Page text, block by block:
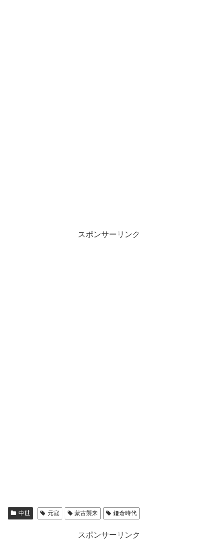
スポンサーリンク
中世 元寇 蒙古襲来 鎌倉時代
スポンサーリンク